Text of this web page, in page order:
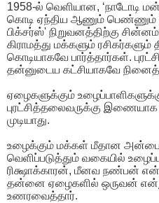
1958-ல் வெளியான, ‘நாடோடி
கொடி ஏந்திய ஆணும் பெண்ணும்
பிக்சர்ஸ்' நிறுவனத்திற்கு
கிராமத்து மக்களும்
கொடியாகவே பார்த்தார்கள்.
தன்னுடைய கட்சியாகவே
ஏழைகளுக்கும்
புரட்சித்தலைவருக்கு
முடியாது.
உழைக்கும் மக்கள் மீதான
வெளிப்படுத்தும் வகையில்
ரிக்ஷாக்காரன், மீனவ நண்பன்
தன்னை ஏழைகளில் ஒருவன்
உணரவைத்தார்.